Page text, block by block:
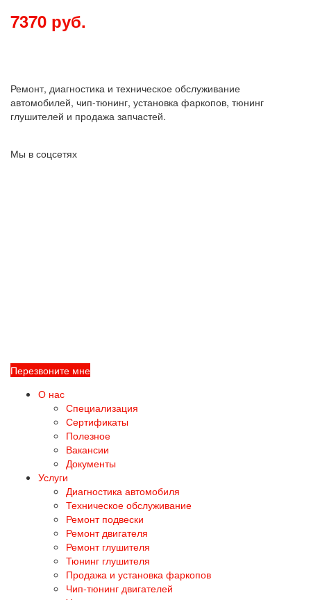
7370 руб.
Ремонт, диагностика и техническое обслуживание
автомобилей, чип-тюнинг, установка фаркопов, тюнинг
глушителей и продажа запчастей.
Мы в соцсетях
Перезвоните мне
О нас
Специализация
Сертификаты
Полезное
Вакансии
Документы
Услуги
Диагностика автомобиля
Техническое обслуживание
Ремонт подвески
Ремонт двигателя
Ремонт глушителя
Тюнинг глушителя
Продажа и установка фаркопов
Чип-тюнинг двигателей